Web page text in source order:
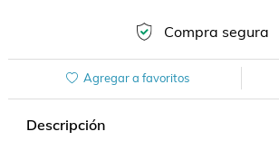
Compra segura
Agregar a favoritos
Descripción